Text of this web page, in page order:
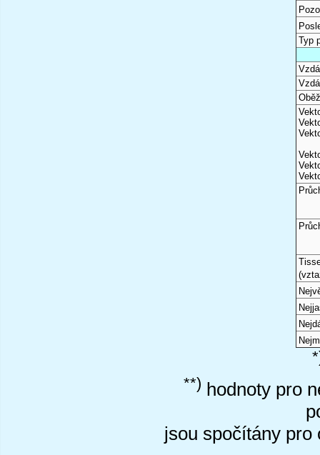
Typ
**) hodnoty pro
jsou spočítány pro